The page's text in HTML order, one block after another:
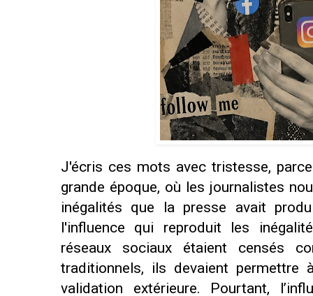
J'écris ces mots avec tristesse,
grande époque, où les journalistes
inégalités que la presse avait
l'influence qui reproduit les
réseaux sociaux étaient censés
traditionnels, ils devaient permettre
validation extérieure. Pourtant,